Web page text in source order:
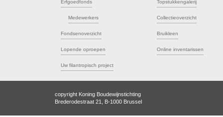
Erfgoedfonds
Medewerkers
Fondsenoverzicht
Lopende oproepen
Uw filantropisch project
Topstukkengalerij
Collectieoverzicht
Bruikleen
Online inventarissen
copyright Koning Boudewijnstichting
Brederodestraat 21, B-1000 Brussel